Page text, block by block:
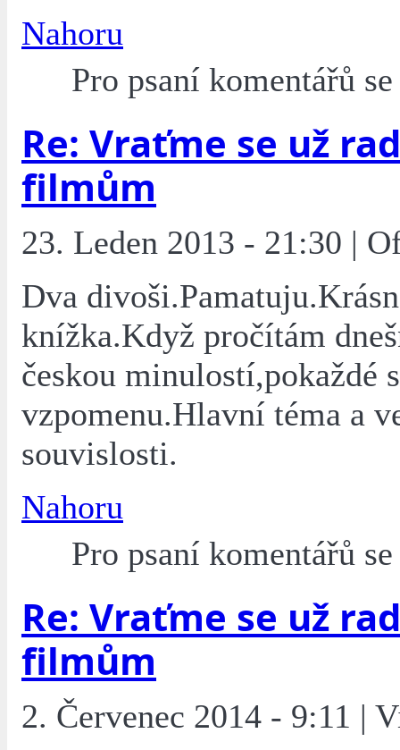
Nahoru
Pro psaní komentářů
Re: Vraťme se už
filmům
23. Leden 2013 - 21:30 |
Dva
knížka.Když pročítám
českou minulostí,pokaždé
vzpomenu.Hlavní téma a
souvislosti.
Nahoru
Pro psaní komentářů
Re: Vraťme se už
filmům
2. Červenec 2014 - 9:11 |